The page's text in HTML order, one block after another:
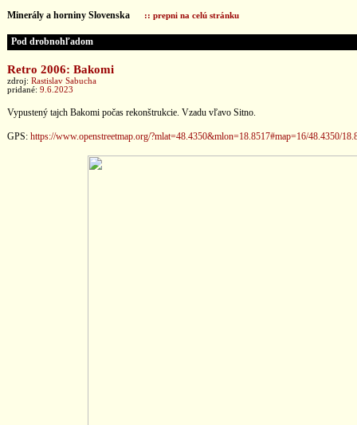
Minerály a horniny Slovenska :: prepni na celú stránku
Pod drobnohľadom
Retro 2006: Bakomi
zdroj: Rastislav Sabucha
pridané: 9.6.2023
Vypustený tajch Bakomi počas rekonštrukcie. Vzadu vľavo Sitno.
GPS: https://www.openstreetmap.org/?mlat=48.4350&mlon=18.8517#map=16/48.4350/